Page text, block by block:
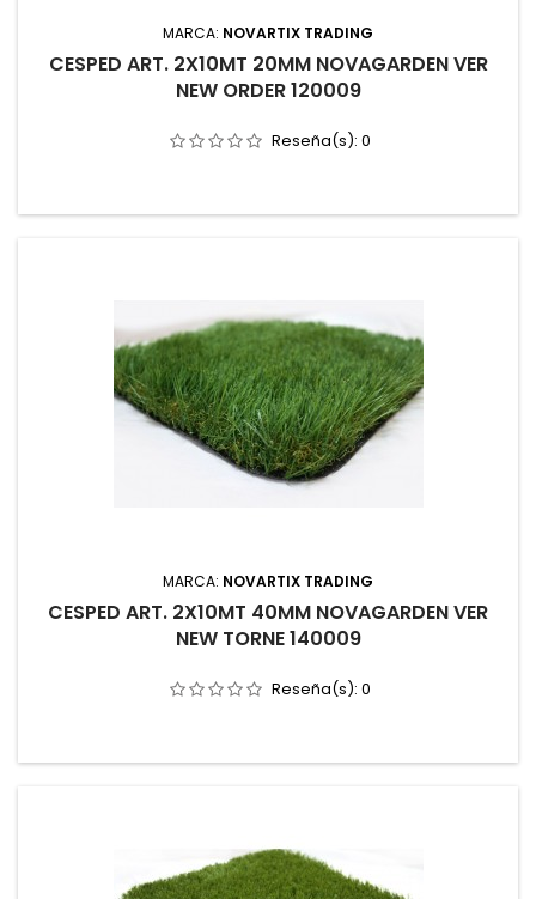
MARCA: NOVARTIX TRADING
CESPED ART. 2X10MT 20MM NOVAGARDEN VER
NEW ORDER 120009
Reseña(s): 0
MARCA: NOVARTIX TRADING
CESPED ART. 2X10MT 40MM NOVAGARDEN VER
NEW TORNE 140009
Reseña(s): 0